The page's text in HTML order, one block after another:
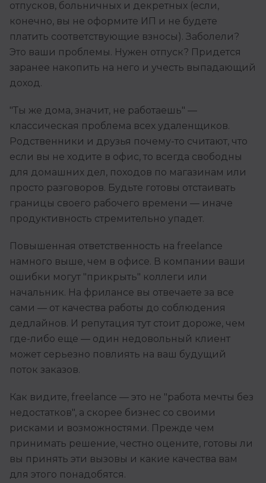
отпусков, больничных и декретных (если,
конечно, вы не оформите ИП и не будете
платить соответствующие взносы). Заболели?
Это ваши проблемы. Нужен отпуск? Придется
заранее накопить на него и учесть выпадающий
доход.
"Ты же дома, значит, не работаешь" —
классическая проблема всех удаленщиков.
Родственники и друзья почему-то считают, что
если вы не ходите в офис, то всегда свободны
для домашних дел, походов по магазинам или
просто разговоров. Будьте готовы отстаивать
границы своего рабочего времени — иначе
продуктивность стремительно упадет.
Повышенная ответственность на freelance
намного выше, чем в офисе. В компании ваши
ошибки могут "прикрыть" коллеги или
начальник. На фрилансе вы отвечаете за все
сами — от качества работы до соблюдения
дедлайнов. И репутация тут стоит дороже, чем
где-либо еще — один недовольный клиент
может серьезно повлиять на ваш будущий
поток заказов.
Как видите, freelance — это не "работа мечты без
недостатков", а скорее бизнес со своими
рисками и возможностями. Прежде чем
принимать решение, честно оцените, готовы ли
вы принять эти вызовы и какие качества вам
для этого понадобятся.